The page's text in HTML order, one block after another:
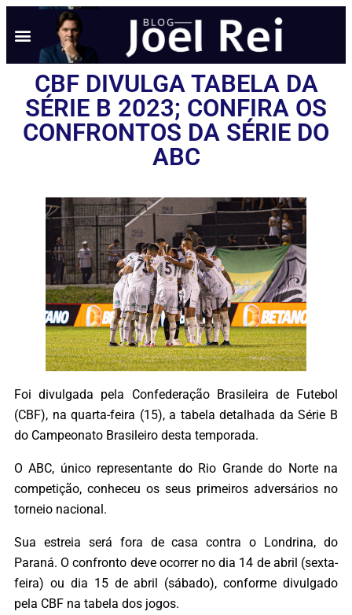
CBF DIVULGA TABELA DA
SÉRIE B 2023; CONFIRA OS
CONFRONTOS DA SÉRIE DO
ABC
Foi divulgada pela Confederação Brasileira de Futebol
(CBF), na quarta-feira (15), a tabela detalhada da Série B
do Campeonato Brasileiro desta temporada.
O ABC, único representante do Rio Grande do Norte na
competição, conheceu os seus primeiros adversários no
torneio nacional.
Sua estreia será fora de casa contra o Londrina, do
Paraná. O confronto deve ocorrer no dia 14 de abril (sexta-
feira) ou dia 15 de abril (sábado), conforme divulgado
pela CBF na tabela dos jogos.